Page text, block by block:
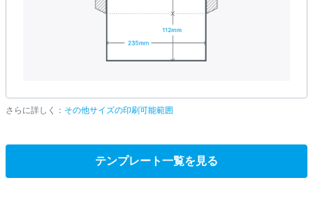
さらに詳しく： その他サイズの印刷可能範囲
テンプレート一覧を見る